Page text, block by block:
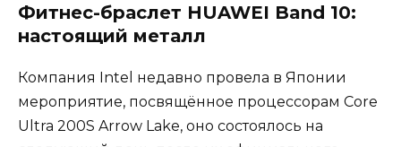
Фитнес-браслет HUAWEI Band 10:
настоящий металл
Компания Intel недавно провела в Японии
мероприятие, посвящённое процессорам Core
Ultra 200S Arrow Lake, оно состоялось на